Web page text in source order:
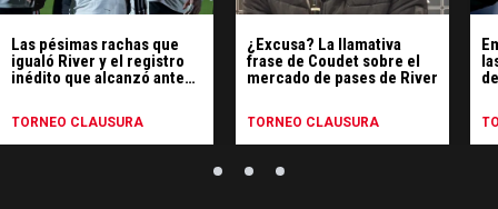
Las pésimas rachas que
igualó River y el registro
inédito que alcanzó ante
TORNEO CLAUSURA
¿Excusa? La llamativa
frase de Coudet sobre el
mercado de pases de River
TORNEO CLAUSURA